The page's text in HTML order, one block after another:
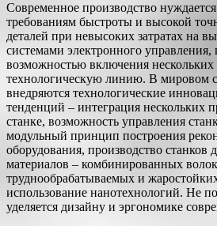
Современное производство
требованиям быстроты и высокой
деталей при невысоких затратах на
системами электронного
возможностью включения
технологическую линию. В мировом
внедряются технологические
тенденций – интеграция нескольких
станке, возможность управления
модульный принцип построения
оборудования, производство станков
материалов – комбинированных
труднообрабатываемых и
использование нанотехнологий. Не
уделяется дизайну и эргономике